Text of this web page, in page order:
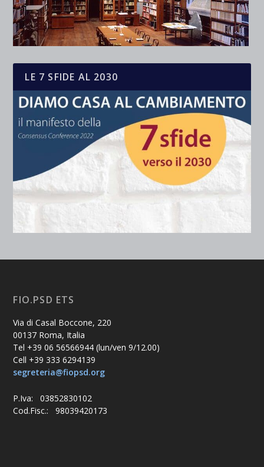
LE 7 SFIDE AL 2030
FIO.PSD ETS
Via di Casal Boccone, 220
00137 Roma, Italia
Tel +39 06 56566944 (lun/ven 9/12.00)
Cell +39 333 6294139
segreteria@fiopsd.org
P.Iva: 03852830102
Cod.Fisc.: 98039420173